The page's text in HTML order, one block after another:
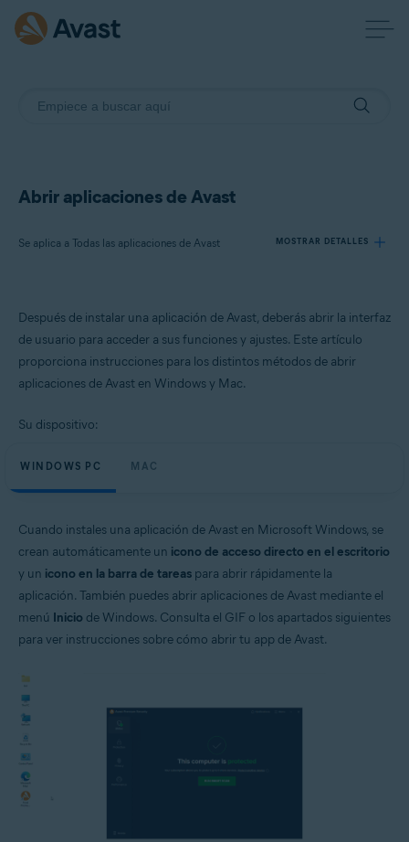
Abrir aplicaciones de Avast
Se aplica a Todas las aplicaciones de Avast MOSTRAR DETALLES
Productos:
Todas las aplicaciones de Avast
Después de instalar una aplicación de Avast, deberás abrir la interfaz
de usuario para acceder a sus funciones y ajustes. Este artículo
proporciona instrucciones para los distintos métodos de abrir
aplicaciones de Avast en Windows y Mac.
Su dispositivo:
WINDOWS PC MAC
Cuando instales una aplicación de Avast en Microsoft Windows, se
crean automáticamente un icono de acceso directo en el escritorio
y un icono en la barra de tareas para abrir rápidamente la
aplicación. También puedes abrir aplicaciones de Avast mediante el
menú Inicio de Windows. Consulta el GIF o los apartados siguientes
para ver instrucciones sobre cómo abrir tu app de Avast.